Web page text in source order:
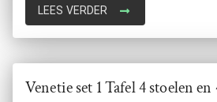
schuiven.
LEES VERDER
Venetie set 1 Tafel 4 stoelen